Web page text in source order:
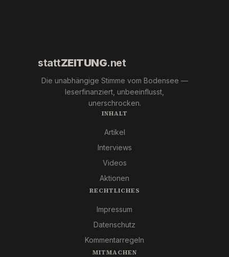
stattZEITUNG.net
Die unabhängige Stimme vom Bodensee —
leserfinanziert, unbeeinflusst,
unerschrocken.
INHALT
Artikel
Interviews
Videos
Aktionen
RECHTLICHES
Impressum
Datenschutz
Kommentarregeln
MITMACHEN